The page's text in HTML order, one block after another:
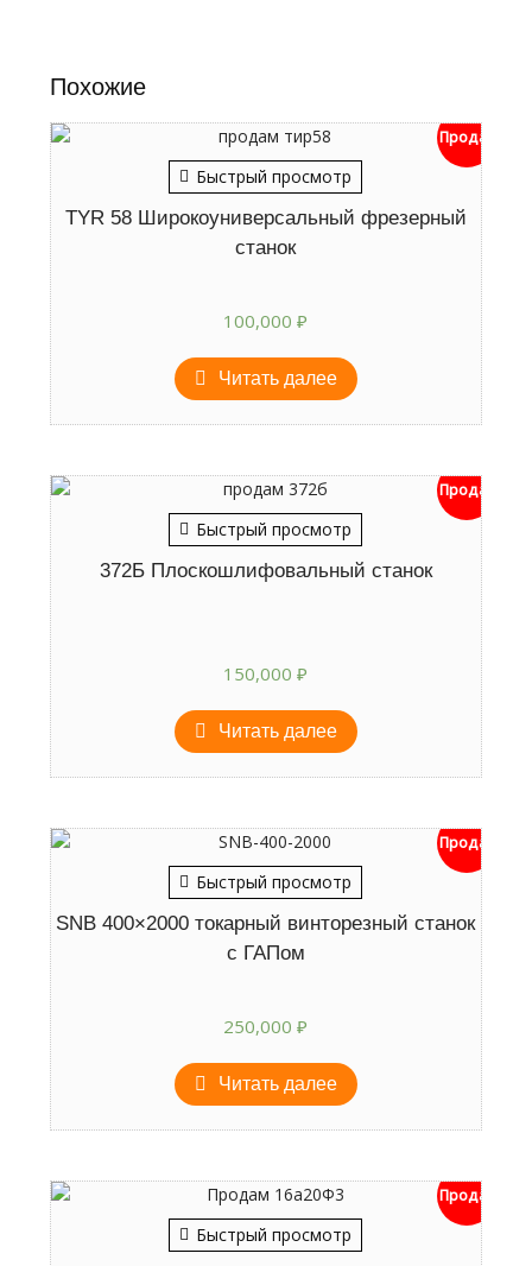
Похожие
Быстрый просмотр
Продан
TYR 58 Широкоуниверсальный фрезерный
станок
100,000₽
Читать далее
Быстрый просмотр
Продан
372Б Плоскошлифовальный станок
150,000₽
Читать далее
Быстрый просмотр
Продан
SNB 400×2000 токарный винторезный станок
с ГАПом
250,000₽
Читать далее
Быстрый просмотр
Продан